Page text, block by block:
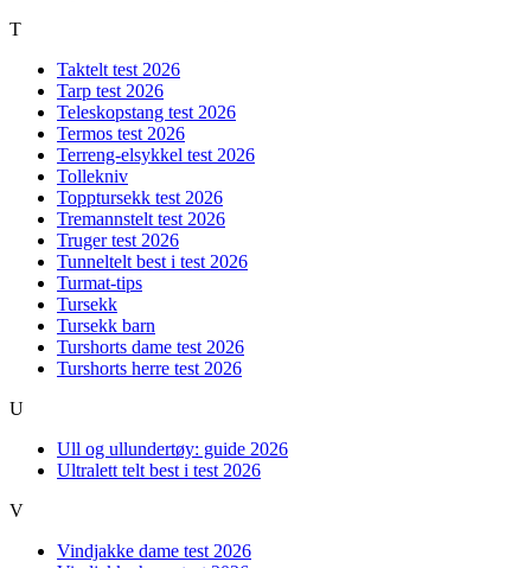
T
Taktelt test 2026
Tarp test 2026
Teleskopstang test 2026
Termos test 2026
Terreng-elsykkel test 2026
Tollekniv
Topptursekk test 2026
Tremannstelt test 2026
Truger test 2026
Tunneltelt best i test 2026
Turmat-tips
Tursekk
Tursekk barn
Turshorts dame test 2026
Turshorts herre test 2026
U
Ull og ullundertøy: guide 2026
Ultralett telt best i test 2026
V
Vindjakke dame test 2026